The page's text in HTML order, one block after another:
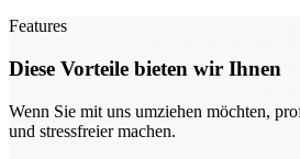
Features
Diese Vorteile bieten wir Ihnen
Wenn Sie mit uns umziehen möchten,
und stressfreier machen.